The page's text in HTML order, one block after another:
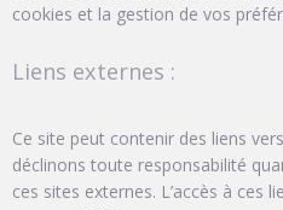
cookies et la gestion de vos
Liens externes :
Ce site peut contenir des liens
déclinons toute responsabilité
ces sites externes. L’accès à ces